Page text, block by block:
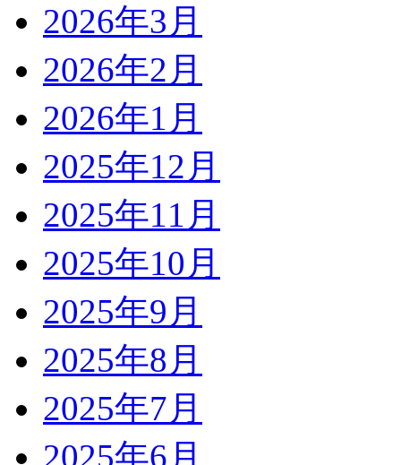
2026年3月
2026年2月
2026年1月
2025年12月
2025年11月
2025年10月
2025年9月
2025年8月
2025年7月
2025年6月